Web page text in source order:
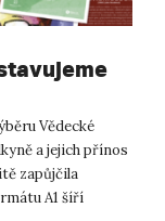
Vědecké
a jejich přínos
zapůjčila
A1 šíří